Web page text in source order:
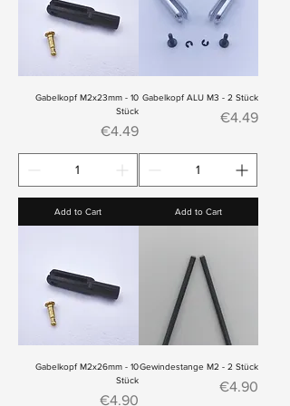
Gabelkopf M2x23mm - 10
Stück
Price
€4.49
Add to Cart
Gabelkopf ALU M3 - 2 Stück
Price
€4.49
Add to Cart
Gabelkopf M2x26mm - 10
Stück
Price
€4.90
Gewindestange M2 - 2 Stück
Price
€4.90